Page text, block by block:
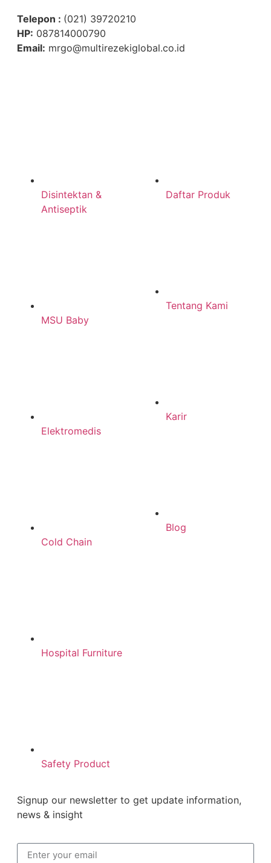
Telepon : (021) 39720210
HP: 087814000790
Email: mrgo@multirezekiglobal.co.id
Disintektan &
Antiseptik
MSU Baby
Elektromedis
Cold Chain
Hospital Furniture
Safety Product
Daftar Produk
Tentang Kami
Karir
Blog
Signup our newsletter to get update information,
news & insight